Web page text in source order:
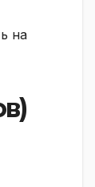
на